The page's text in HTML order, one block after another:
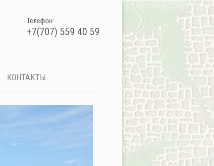
Телефон:
+7(707) 559 40 59
КОНТАКТЫ